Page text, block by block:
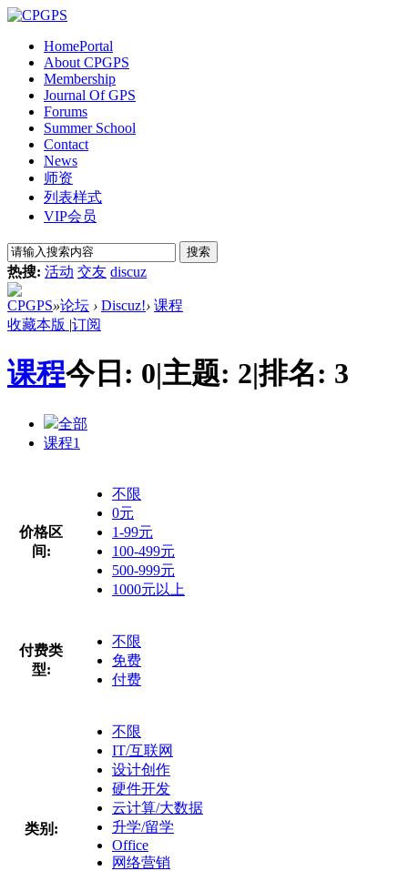
HomePortal
About CPGPS
Membership
Journal Of GPS
Forums
Summer School
Contact
News
师资
列表样式
VIP会员
搜索
热搜: 活动 交友 discuz
CPGPS»论坛 › Discuz!› 课程
收藏本版 |订阅
课程今日: 0|主题: 2|排名: 3
全部
课程1
价格区
间:
不限
0元
1-99元
100-499元
500-999元
1000元以上
付费类
型:
不限
免费
付费
类别:
不限
IT/互联网
设计创作
硬件开发
云计算/大数据
升学/留学
Office
网络营销